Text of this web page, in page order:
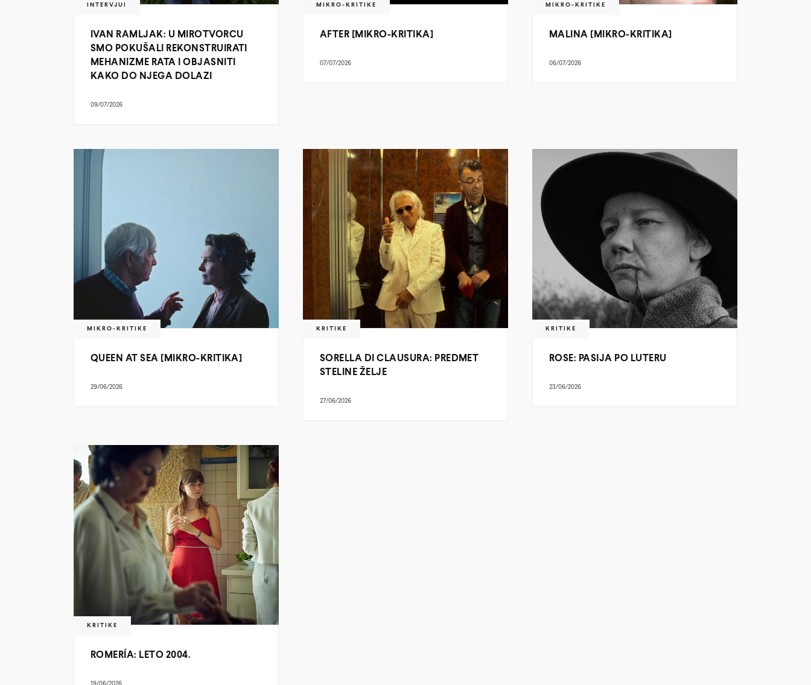
INTERVJUI
IVAN RAMLJAK: U MIROTVORCU
SMO POKUŠALI REKONSTRUIRATI
MEHANIZME RATA I OBJASNITI
KAKO DO NJEGA DOLAZI
09/07/2026
MIKRO-KRITIKE
AFTER [MIKRO-KRITIKA]
07/07/2026
MIKRO-KRITIKE
MALINA [MIKRO-KRITIKA]
06/07/2026
MIKRO-KRITIKE
QUEEN AT SEA [MIKRO-KRITIKA]
29/06/2026
KRITIKE
SORELLA DI CLAUSURA: PREDMET
STELINE ŽELJE
27/06/2026
KRITIKE
ROSE: PASIJA PO LUTERU
23/06/2026
KRITIKE
ROMERÍA: LETO 2004.